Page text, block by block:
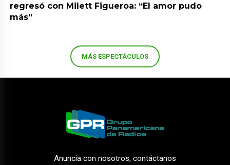
regresó con Milett Figueroa: “El amor pudo
más”
MÁS ESPECTÁCULOS
Anuncia con nosotros, contáctanos